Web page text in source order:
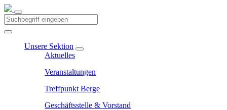
Unsere Sektion
Aktuelles
Veranstaltungen
Treffpunkt Berge
Geschäftsstelle & Vorstand